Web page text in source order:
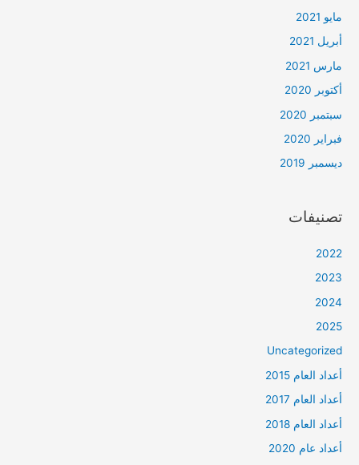
مايو 2021
أبريل 2021
مارس 2021
أكتوبر 2020
سبتمبر 2020
فبراير 2020
ديسمبر 2019
تصنيفات
2022
2023
2024
2025
Uncategorized
أعداد العام 2015
أعداد العام 2017
أعداد العام 2018
أعداد عام 2020